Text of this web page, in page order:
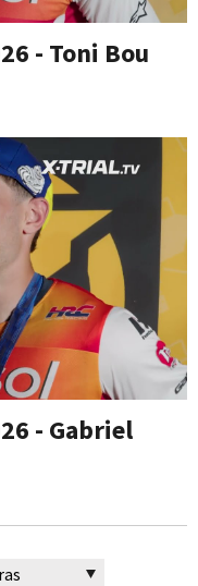
- Toni Bou
- Gabriel